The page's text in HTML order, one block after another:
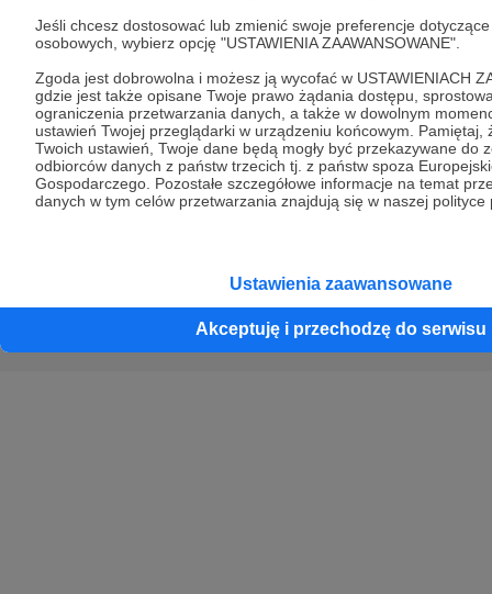
Jeśli chcesz dostosować lub zmienić swoje preferencje
osobowych, wybierz opcję "USTAWIENIA ZAAWANSOWANE".
Zgoda jest dobrowolna i możesz ją wycofać w USTAWIENIACH
gdzie jest także opisane Twoje prawo żądania dostępu,
ograniczenia przetwarzania danych, a także w dowolnym
ustawień Twojej przeglądarki w urządzeniu końcowym. Pamiętaj,
Twoich ustawień, Twoje dane będą mogły być przekazywane do
odbiorców danych z państw trzecich tj. z państw spoza
Gospodarczego. Pozostałe szczegółowe informacje na temat
danych w tym celów przetwarzania znajdują się w naszej polityce
Ustawienia zaawansowane
Akceptuję i przechodzę do serwisu
Unia Europejska
Copyright 2026 © Patronite.
Wszelkie prawa
zastrzeżone.
Crowd8 sp. z o.o. jest wyłącznym właścicielem znaku słowno-graficznego